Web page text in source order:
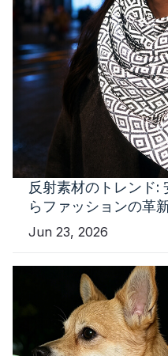
反射素材のトレンド:
らファッションの革
Jun 23, 2026